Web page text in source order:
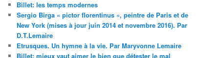
Billet: les temps modernes
Sergio Birga « pictor florentinus », peintre de Paris et de
New York (mises à jour juin 2014 et novembre 2016). Par
D.T.Lemaire
Etrusques. Un hymne à la vie. Par Maryvonne Lemaire
Billet: mieux vaut aimer le bien que détester le mal